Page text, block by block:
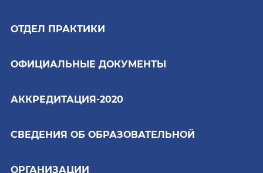
ОТДЕЛ ПРАКТИКИ
ОФИЦИАЛЬНЫЕ ДОКУМЕНТЫ
АККРЕДИТАЦИЯ-2020
СВЕДЕНИЯ ОБ ОБРАЗОВАТЕЛЬНОЙ
ОРГАНИЗАЦИИ